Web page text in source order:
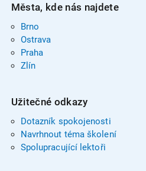
Města, kde nás najdete
Brno
Ostrava
Praha
Zlín
Užitečné odkazy
Dotazník spokojenosti
Navrhnout téma školení
Spolupracující lektoři